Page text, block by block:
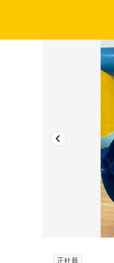
正社員